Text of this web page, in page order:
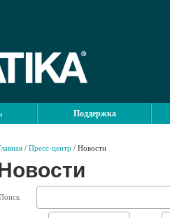
Поддержка
/ Пресс-центр / Новости